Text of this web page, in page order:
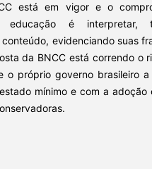
está em vigor e o
educação é interpretar,
evidenciando suas
da BNCC está correndo o
o próprio governo brasileiro a
mínimo e com a adoção